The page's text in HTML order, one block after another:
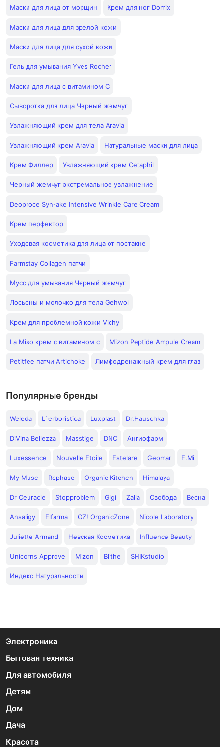
Маски для лица от морщин Крем для ног Domix
Маски для лица для зрелой кожи
Маски для лица для сухой кожи
Гель для умывания Yves Rocher
Маски для лица с витамином C
Сыворотка для лица Черный жемчуг
Увлажняющий крем для тела Aravia
Увлажняющий крем Aravia Натуральные маски для лица
Крем Филлер Увлажняющий крем Cetaphil
Черный жемчуг экстремальное увлажнение
Deoproce Syn-ake Intensive Wrinkle Care Cream
Крем перфектор
Уходовая косметика для лица от постакне
Farmstay Collagen патчи
Мусс для умывания Черный жемчуг
Лосьоны и молочко для тела Gehwol
Крем для проблемной кожи Vichy
La Miso крем с витамином с Mizon Peptide Ampule Cream
Petitfee патчи Artichoke Лимфодренажный крем для глаз
Популярные бренды
Weleda L`erboristica Luxplast Dr.Hauschka
DiVina Bellezza Masstige DNC Ангиофарм
Luxessence Nouvelle Etoile Estelare Geomar E.Mi
My Muse Rephase Organic Kitchen Himalaya
Dr Ceuracle Stopproblem Gigi Zalla Свобода Весна
Ansaligy Elfarma OZ! OrganicZone Nicole Laboratory
Juliette Armand Невская Косметика Influence Beauty
Unicorns Approve Mizon Blithe SHIKstudio
Индекс Натуральности
Электроника
Бытовая техника
Для автомобиля
Детям
Дом
Дача
Красота